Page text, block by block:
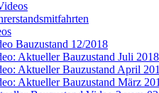
Bauzustand 12/2018
Aktueller Bauzustand Juli 2018
Aktueller Bauzustand April
Aktueller Bauzustand März